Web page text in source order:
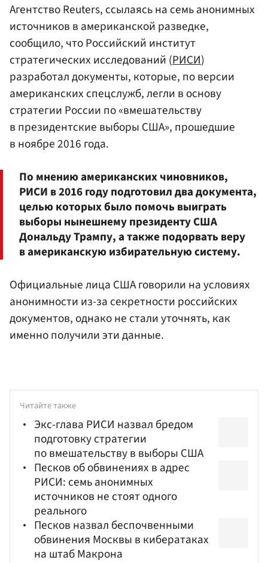
Агентство Reuters, ссылаясь на семь анонимных
источников в американской разведке,
сообщило, что Российский институт
стратегических исследований (РИСИ)
разработал документы, которые, по версии
американских спецслужб, легли в основу
стратегии России по «вмешательству
в президентские выборы США», прошедшие
в ноябре 2016 года.
По мнению американских чиновников,
РИСИ в 2016 году подготовил два документа,
целью которых было помочь выиграть
выборы нынешнему президенту США
Дональду Трампу, а также подорвать веру
в американскую избирательную систему.
Официальные лица США говорили на условиях
анонимности из-за секретности российских
документов, однако не стали уточнять, как
именно получили эти данные.
Читайте также
Экс-глава РИСИ назвал бредом
подготовку стратегии
по вмешательству в выборы США
Песков об обвинениях в адрес
РИСИ: семь анонимных
источников не стоят одного
реального
Песков назвал беспочвенными
обвинения Москвы в кибератаках
на штаб Макрона